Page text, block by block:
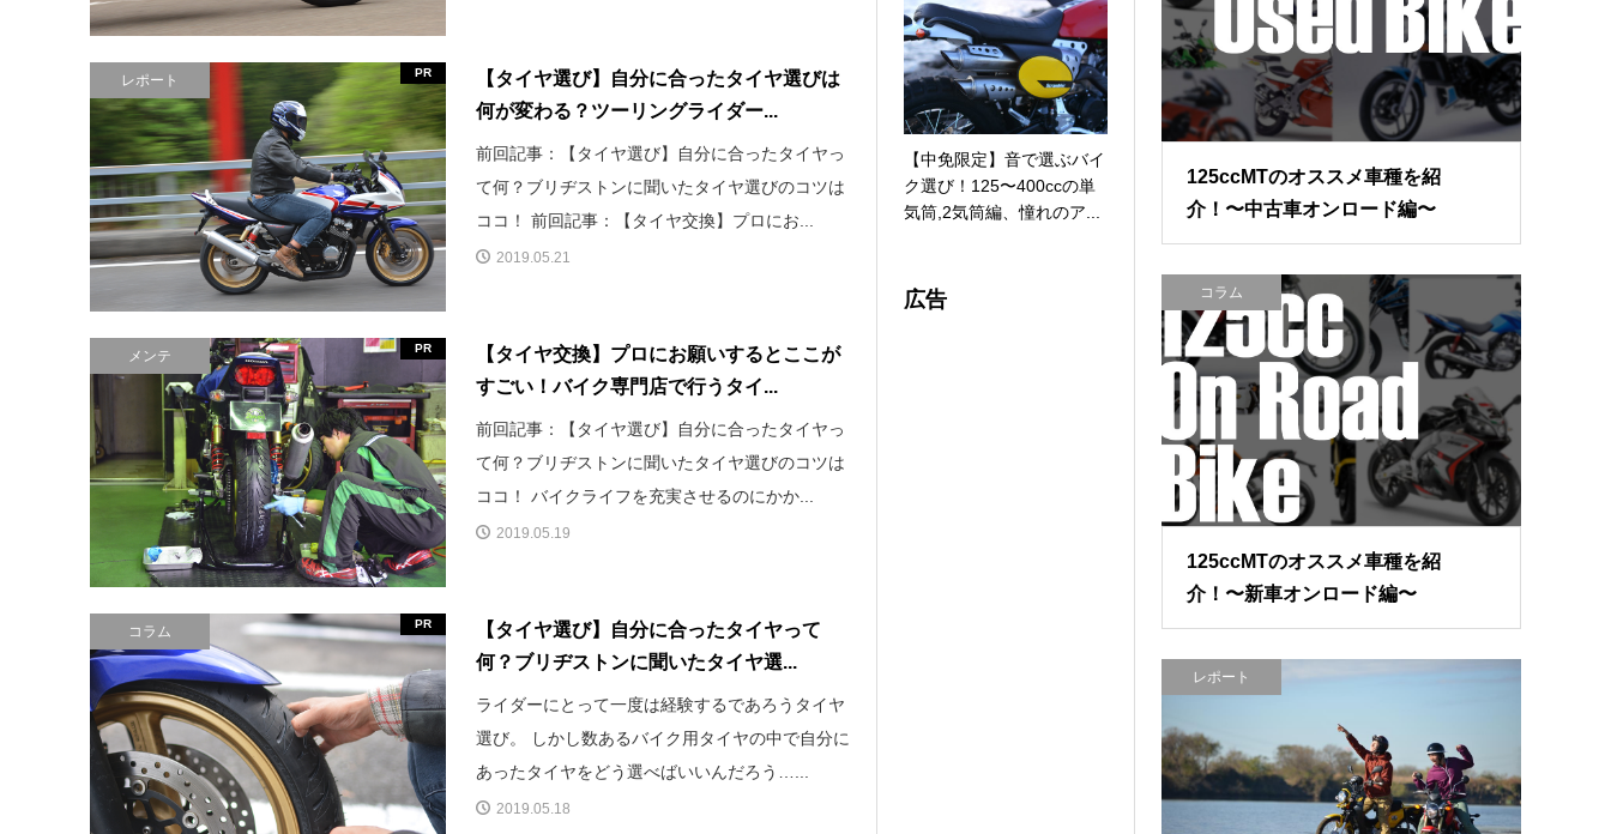
レポート PR
【タイヤ選び】自分に合ったタイヤ選びは
何が変わる？ツーリングライダー...
前回記事：【タイヤ選び】自分に合ったタイヤっ
て何？ブリヂストンに聞いたタイヤ選びのコツは
ココ！ 前回記事：【タイヤ交換】プロにお...
2019.05.21
メンテ PR
【タイヤ交換】プロにお願いするとここが
すごい！バイク専門店で行うタイ...
前回記事：【タイヤ選び】自分に合ったタイヤっ
て何？ブリヂストンに聞いたタイヤ選びのコツは
ココ！ バイクライフを充実させるのにかか...
2019.05.19
コラム PR
【タイヤ選び】自分に合ったタイヤって
何？ブリヂストンに聞いたタイヤ選...
ライダーにとって一度は経験するであろうタイヤ
選び。 しかし数あるバイク用タイヤの中で自分に
あったタイヤをどう選べばいいんだろう…...
2019.05.18
125ccMTのオススメ車種を紹
介！〜中古車オンロード編〜
コラム
125ccMTのオススメ車種を紹
介！〜新車オンロード編〜
レポート
【中免限定】音で選ぶバイ
ク選び！125〜400ccの単
気筒,2気筒編、憧れのア...
広告